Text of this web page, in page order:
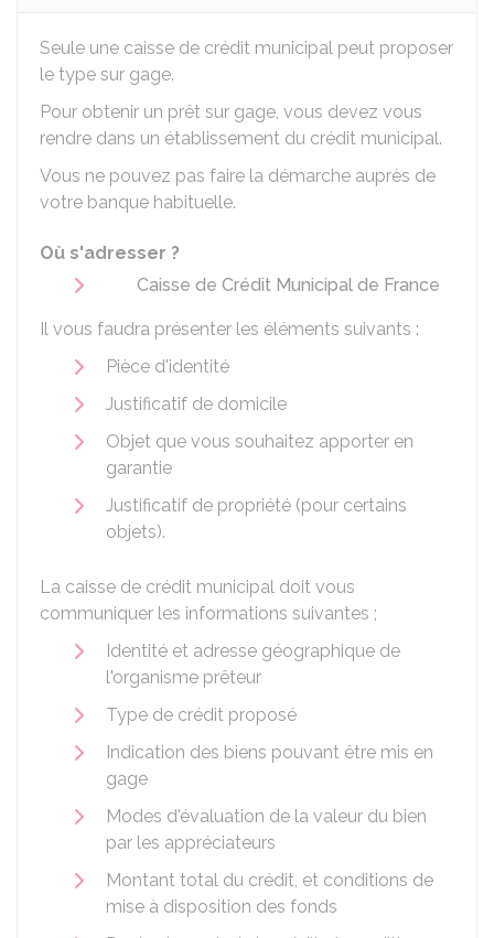
Seule une caisse de crédit municipal peut proposer
le type sur gage.
Pour obtenir un prêt sur gage, vous devez vous
rendre dans un établissement du crédit municipal.
Vous ne pouvez pas faire la démarche auprès de
votre banque habituelle.
Où s'adresser ?
Caisse de Crédit Municipal de France
Il vous faudra présenter les éléments suivants :
Pièce d'identité
Justificatif de domicile
Objet que vous souhaitez apporter en
garantie
Justificatif de propriété (pour certains
objets).
La caisse de crédit municipal doit vous
communiquer les informations suivantes ;
Identité et adresse géographique de
l'organisme prêteur
Type de crédit proposé
Indication des biens pouvant être mis en
gage
Modes d'évaluation de la valeur du bien
par les appréciateurs
Montant total du crédit, et conditions de
mise à disposition des fonds